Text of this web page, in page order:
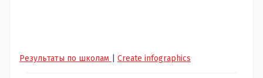
Результаты по школам Create infographics